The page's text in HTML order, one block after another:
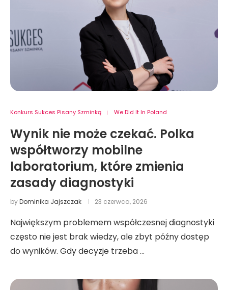
Konkurs Sukces Pisany Szminką We Did It In Poland
Wynik nie może czekać. Polka
współtworzy mobilne
laboratorium, które zmienia
zasady diagnostyki
byDominika Jajszczak 23 czerwca, 2026
Największym problemem współczesnej diagnostyki
często nie jest brak wiedzy, ale zbyt późny dostęp
do wyników. Gdy decyzje trzeba …